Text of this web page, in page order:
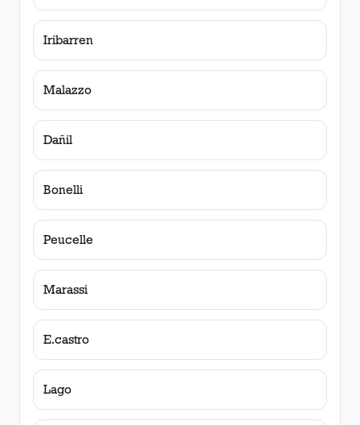
Iribarren
Malazzo
Dañil
Bonelli
Peucelle
Marassi
E.castro
Lago